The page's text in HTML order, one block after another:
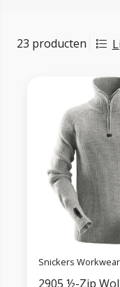
23 producten
Snickers Workwear
2905 ½-Zip